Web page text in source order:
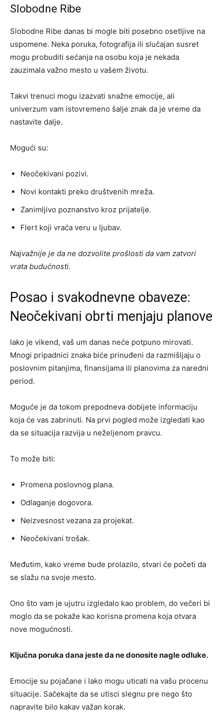
Slobodne Ribe
Slobodne Ribe danas bi mogle biti posebno osetljive na
uspomene. Neka poruka, fotografija ili slučajan susret
mogu probuditi sećanja na osobu koja je nekada
zauzimala važno mesto u vašem životu.
Takvi trenuci mogu izazvati snažne emocije, ali
univerzum vam istovremeno šalje znak da je vreme da
nastavite dalje.
Mogući su:
Neočekivani pozivi.
Novi kontakti preko društvenih mreža.
Zanimljivo poznanstvo kroz prijatelje.
Flert koji vraća veru u ljubav.
Najvažnije je da ne dozvolite prošlosti da vam zatvori
vrata budućnosti.
Posao i svakodnevne obaveze:
Neočekivani obrti menjaju planove
Iako je vikend, vaš um danas neće potpuno mirovati.
Mnogi pripadnici znaka biće prinuđeni da razmišljaju o
poslovnim pitanjima, finansijama ili planovima za naredni
period.
Moguće je da tokom prepodneva dobijete informaciju
koja će vas zabrinuti. Na prvi pogled može izgledati kao
da se situacija razvija u neželjenom pravcu.
To može biti:
Promena poslovnog plana.
Odlaganje dogovora.
Neizvesnost vezana za projekat.
Neočekivani trošak.
Međutim, kako vreme bude prolazilo, stvari će početi da
se slažu na svoje mesto.
Ono što vam je ujutru izgledalo kao problem, do večeri bi
moglo da se pokaže kao korisna promena koja otvara
nove mogućnosti.
Ključna poruka dana jeste da ne donosite nagle odluke.
Emocije su pojačane i lako mogu uticati na vašu procenu
situacije. Sačekajte da se utisci slegnu pre nego što
napravite bilo kakav važan korak.